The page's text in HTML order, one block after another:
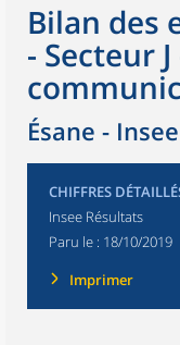
Bilan des
- Secteur
Ésane -
CHIFFRES
Insee Résultats
Paru le : 18/10/2019
Imprimer